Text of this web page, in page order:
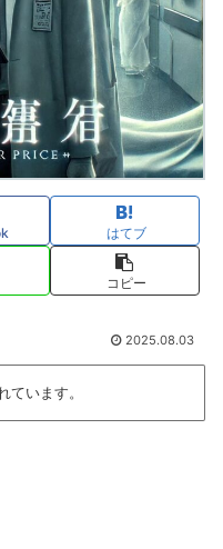
はてブ
コピー
2025.08.03
ています。